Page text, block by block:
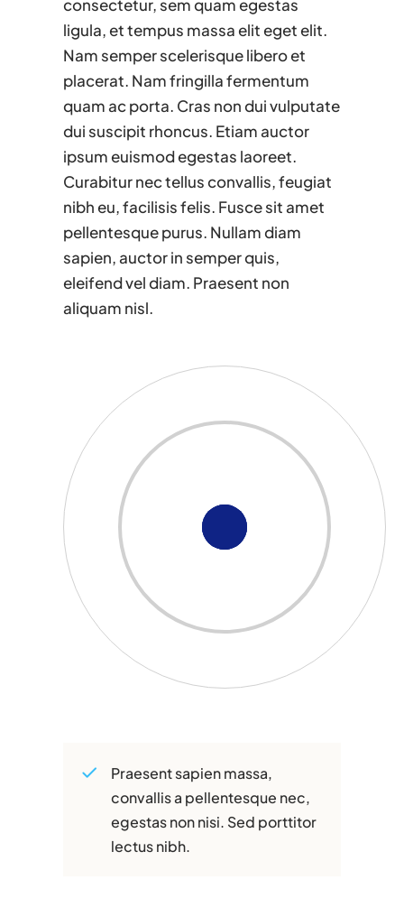
consectetur, sem quam egestas
ligula, et tempus massa elit eget elit.
Nam semper scelerisque libero et
placerat. Nam fringilla fermentum
quam ac porta. Cras non dui vulputate
dui suscipit rhoncus. Etiam auctor
ipsum euismod egestas laoreet.
Curabitur nec tellus convallis, feugiat
nibh eu, facilisis felis. Fusce sit amet
pellentesque purus. Nullam diam
sapien, auctor in semper quis,
eleifend vel diam. Praesent non
aliquam nisl.
Praesent sapien massa,
convallis a pellentesque nec,
egestas non nisi. Sed porttitor
lectus nibh.